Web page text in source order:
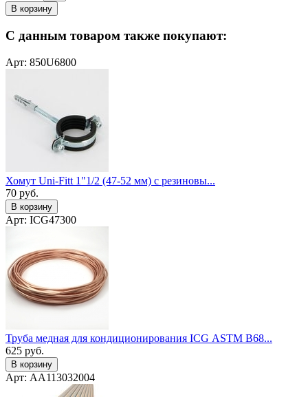
В корзину
С данным товаром также покупают:
Арт: 850U6800
Хомут Uni-Fitt 1"1/2 (47-52 мм) с резиновы...
70 руб.
В корзину
Арт: ICG47300
Труба медная для кондиционирования ICG ASTM B68...
625 руб.
В корзину
Арт: AA113032004